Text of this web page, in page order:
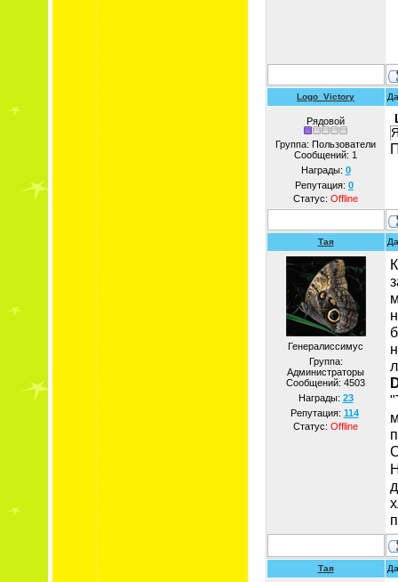
Logo_Victory
Рядовой
Группа: Пользователи
Сообщений: 1
Награды: 0
Репутация: 0
Статус: Offline
Тая
Генералиссимус
Группа:
Администраторы
Сообщений: 4503
Награды: 23
Репутация: 114
Статус: Offline
Тая